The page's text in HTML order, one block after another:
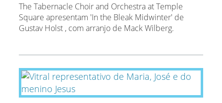
The Tabernacle Choir and Orchestra at Temple
Square apresentam 'In the Bleak Midwinter' de
Gustav Holst , com arranjo de Mack Wilberg.